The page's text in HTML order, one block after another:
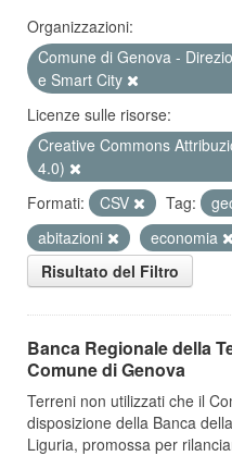
Organizzazioni:
Comune di Genova -
e Smart City
Licenze sulle risorse:
Creative Commons
4.0)
Formati:
CSV Tag:
abitazioni
economia
Risultato del Filtro
Banca Regionale della
Comune di Genova
Terreni non utilizzati che il
disposizione della Banca
Liguria, promossa per